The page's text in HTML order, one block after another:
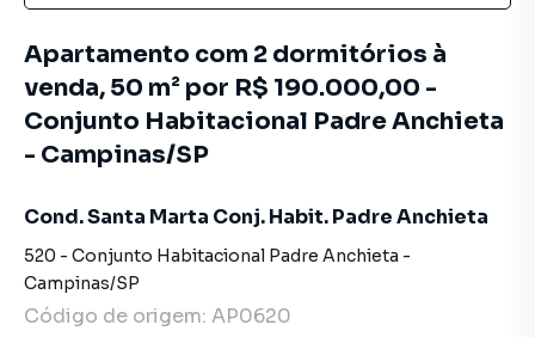
Apartamento com 2 dormitórios à
venda, 50 m² por R$ 190.000,00 -
Conjunto Habitacional Padre Anchieta
- Campinas/SP
Cond. Santa Marta Conj. Habit. Padre Anchieta
520 - Conjunto Habitacional Padre Anchieta -
Campinas/SP
Código de origem: AP0620